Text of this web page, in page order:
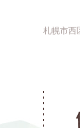
札幌市西